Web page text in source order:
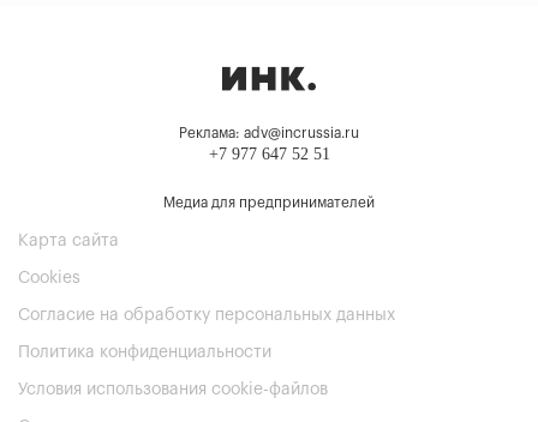
Реклама: adv@incrussia.ru
+7 977 647 52 51
Медиа для предпринимателей
Карта сайта
Cookies
Согласие на обработку персональных данных
Политика конфиденциальности
Условия использования cookie-файлов